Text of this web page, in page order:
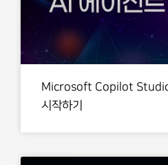
Microsoft Copilot
시작하기